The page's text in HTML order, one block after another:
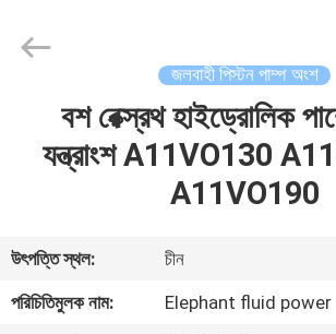
আমাদের
সম্পর্কে
Power
Co.,Ltd.
জলবাহী পিস্টন পাম্প অংশ
বশ রেক্স্রথ হাইড্রোলিক
যন্ত্রাংশ A11VO130
A11VO190
উৎপত্তি স্থল:
চীন
পরিচিতিমুলক নাম:
Elephant fluid power